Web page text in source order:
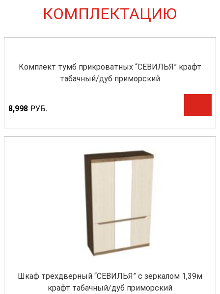
КОМПЛЕКТАЦИЮ
Комплект тумб прикроватных “СЕВИЛЬЯ” крафт
табачный/дуб приморский
8,998 РУБ.
Шкаф трехдверный “СЕВИЛЬЯ” с зеркалом 1,39м
крафт табачный/дуб приморский